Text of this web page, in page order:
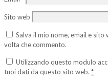
Sito web
Salva il mio nome, email e
volta che commento.
Utilizzando questo modulo
tuoi dati da questo sito web. *